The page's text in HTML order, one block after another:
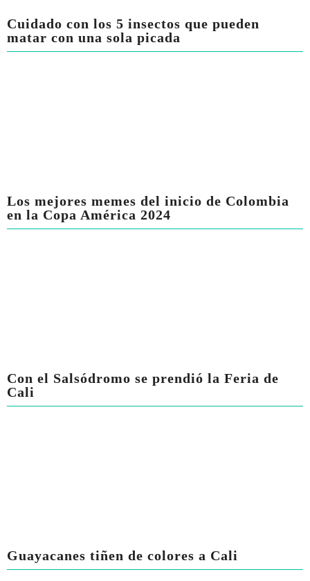
Cuidado con los 5 insectos que pueden
matar con una sola picada
Los mejores memes del inicio de Colombia
en la Copa América 2024
Con el Salsódromo se prendió la Feria de
Cali
Guayacanes tiñen de colores a Cali